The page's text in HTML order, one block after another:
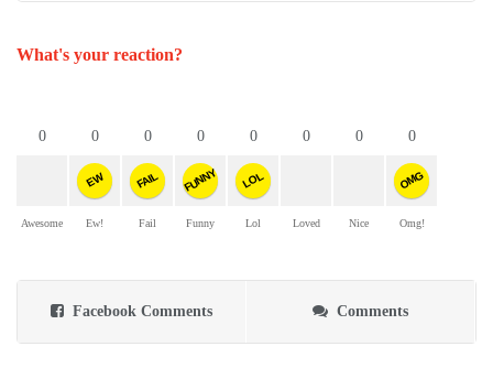
What's your reaction?
0
Awesome
0
EW
Ew!
0
FAIL
Fail
0
FUNNY
Funny
0
LOL
Lol
0
Loved
0
Nice
0
OMG
Omg!
Facebook Comments Comments